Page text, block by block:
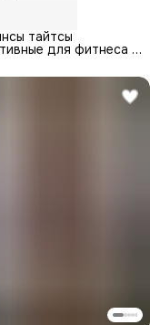
тайтсы
для фитнеса и